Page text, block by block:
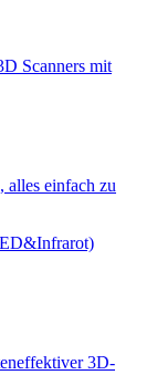
Scanners mit
einfach zu
3D-